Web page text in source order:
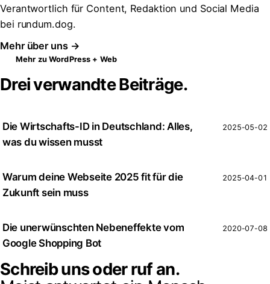
Verantwortlich für Content, Redaktion und Social Media
bei rundum.dog.
Mehr über uns →
Mehr zu WordPress + Web
Drei verwandte Beiträge.
Die Wirtschafts-ID in Deutschland: Alles,
was du wissen musst
2025-05-02
Warum deine Webseite 2025 fit für die
Zukunft sein muss
2025-04-01
Die unerwünschten Nebeneffekte vom
Google Shopping Bot
2020-07-08
Schreib uns oder ruf an.